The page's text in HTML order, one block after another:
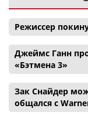
Режиссер
Джеймс Ганн
«Бэтмена 3»
Зак Снайдер
общался с